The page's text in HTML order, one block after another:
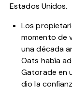
Estados Unidos.
Los
momento de
una década
Oats había
Gatorade en
dio la